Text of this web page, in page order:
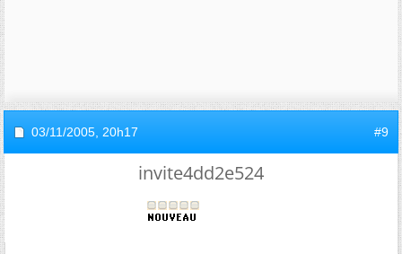
03/11/2005, 20h17 #9
invite4dd2e524